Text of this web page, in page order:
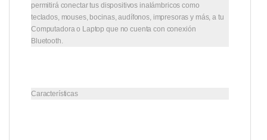
permitirá conectar tus dispositivos inalámbricos como
teclados, mouses, bocinas, audífonos, impresoras y más, a tu
Computadora o Laptop que no cuenta con conexión
Bluetooth.
Características